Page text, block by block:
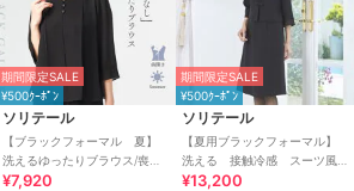
期間限定SALE
¥500ｸｰﾎﾟﾝ
ソリテール
【ブラックフォーマル 夏】
洗えるゆったりブラウス/喪服/
礼服/レディース/法事/卒業式
¥7,920
期間限定SALE
¥500ｸｰﾎﾟﾝ
ソリテール
【夏用ブラックフォーマル】
洗える 接触冷感 スーツ風
前開きサマーフォーマルワン
¥13,200